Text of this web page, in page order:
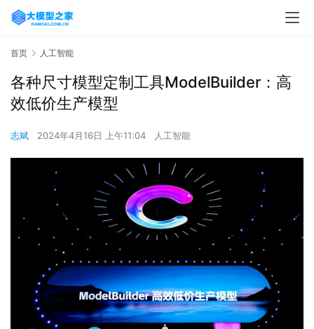
首页 人工智能
各种尺寸模型定制工具ModelBuilder：高
效低价生产模型
志斌 2024年4月16日 上午11:04 人工智能